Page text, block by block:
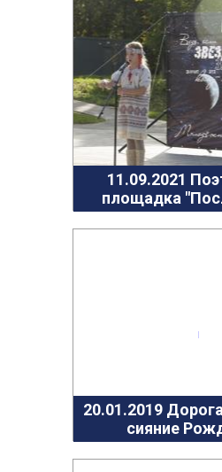
11.09.2021
площадка
20.01.2019
сияние